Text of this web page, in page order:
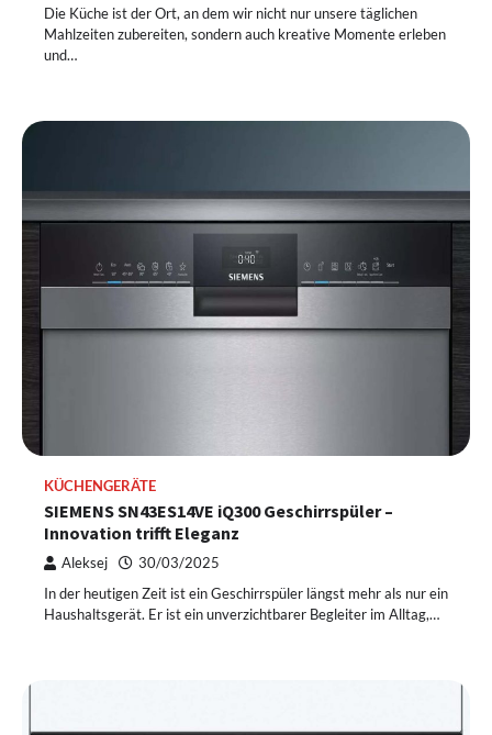
Die Küche ist der Ort, an dem wir nicht nur unsere täglichen
Mahlzeiten zubereiten, sondern auch kreative Momente erleben
und…
KÜCHENGERÄTE
SIEMENS SN43ES14VE iQ300 Geschirrspüler –
Innovation trifft Eleganz
Aleksej 30/03/2025
In der heutigen Zeit ist ein Geschirrspüler längst mehr als nur ein
Haushaltsgerät. Er ist ein unverzichtbarer Begleiter im Alltag,…